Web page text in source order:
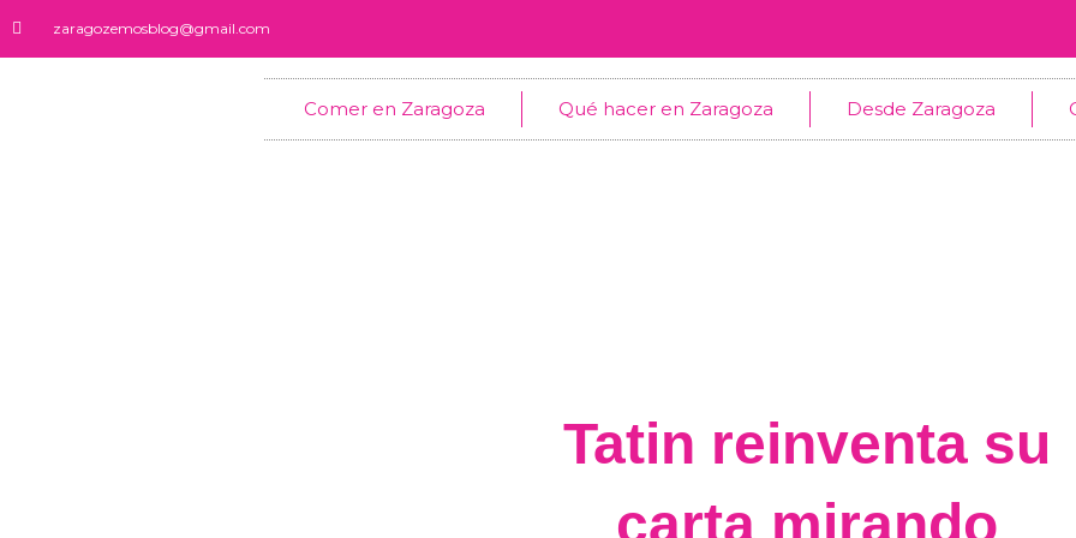
zaragozemosblog@gmail.com
Comer en Zaragoza Qué hacer en Zaragoza Desde Zaragoza
Tatin reinventa su
carta mirando